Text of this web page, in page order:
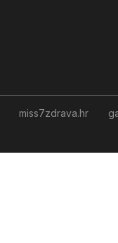
miss7zdrava.hr